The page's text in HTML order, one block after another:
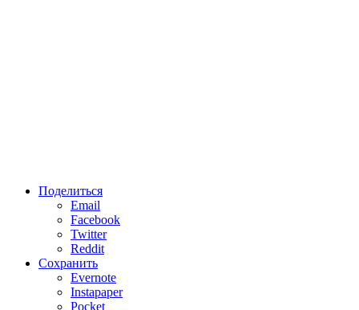
Поделиться
Email
Facebook
Twitter
Reddit
Сохранить
Evernote
Instapaper
Pocket